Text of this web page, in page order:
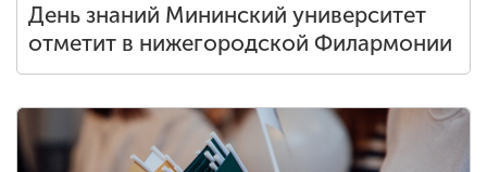
День знаний Мининский университет
отметит в нижегородской Филармонии